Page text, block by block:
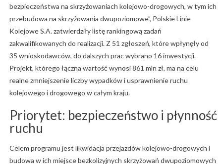
bezpieczeństwa na skrzyżowaniach kolejowo-drogowych, w tym ich
przebudowa na skrzyżowania dwupoziomowe”, Polskie Linie
Kolejowe S.A. zatwierdziły listę rankingową zadań
zakwalifikowanych do realizacji. Z 51 zgłoszeń, które wpłynęły od
35 wnioskodawców, do dalszych prac wybrano 16 inwestycji.
Projekt, którego łączna wartość wynosi 861 mln zł, ma na celu
realne zmniejszenie liczby wypadków i usprawnienie ruchu
kolejowego i drogowego w całym kraju.
Priorytet: bezpieczeństwo i płynność
ruchu
Celem programu jest likwidacja przejazdów kolejowo-drogowych i
budowa w ich miejsce bezkolizyjnych skrzyżowań dwupoziomowych